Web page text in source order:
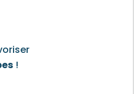
91580
Châtillon 91170
!